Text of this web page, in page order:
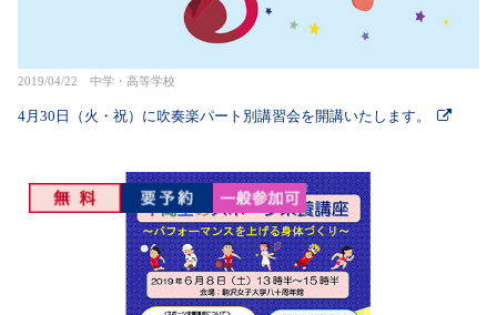
2019/04/22 中学・高等学校
4月30日（火・祝）に吹奏楽パート別講習会を開講いたします。